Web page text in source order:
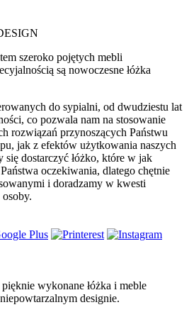
szeroko pojętych mebli
są nowoczesne łóżka
do sypialni, od dwudziestu lat
co pozwala nam na stosowanie
rozwiązań przynoszących Państwu
jak z efektów użytkowania naszych
się dostarczyć łóżko, które w jak
oczekiwania, dlatego chętnie
i doradzamy w kwesti
osoby.
wykonane łóżka i meble
designie.